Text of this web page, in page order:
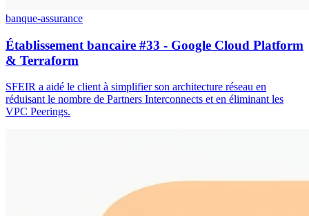
banque-assurance
Établissement bancaire #33 - Google Cloud Platform
& Terraform
SFEIR a aidé le client à simplifier son architecture réseau en
réduisant le nombre de Partners Interconnects et en éliminant les
VPC Peerings.